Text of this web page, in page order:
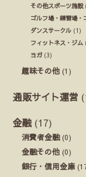
その他スポーツ施設
ゴルフ場・練習場・
ダンスサークル (1)
フィットネス・ジム
ヨガ (3)
趣味その他 (1)
通販サイト運営
金融 (17)
消費者金融(0)
金融その他 (0)
銀行・信用金庫